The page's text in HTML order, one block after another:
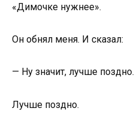
«Димочке нужнее».
Он обнял меня. И сказал:
— Ну значит, лучше поздно.
Лучше поздно.